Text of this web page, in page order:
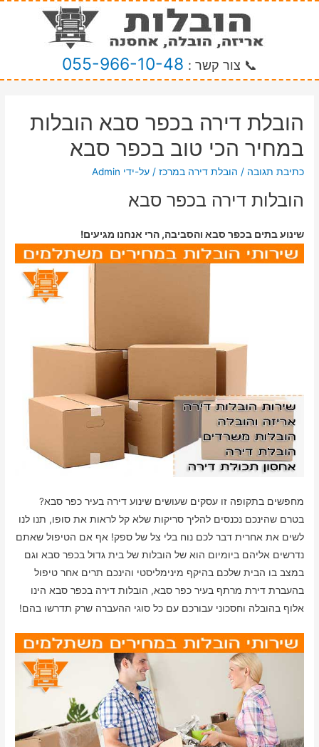
📞 צור קשר : 055-966-10-48
הובלת דירה בכפר סבא הובלות
במחיר הכי טוב בכפר סבא
כתיבת תגובה / הובלת דירה במרכז / על-ידי Admin
הובלות דירה בכפר סבא
שינוע בתים בכפר סבא והסביבה, הרי אנחנו מגיעים!
מחפשים בתקופה זו עסקים שעושים שינוע דירה בעיר כפר סבא?
בטרם שהינכם נכנסים להליך סריקות שלא קל לראות את סופו, תנו לנו
לשים את אחרית דבר לכם נוח בלי צל של ספק! אף אם הטיפול שאתם
נדרשים אליהם ביומיום הוא של הובלות של בית גדול בכפר סבא וגם
במצב בו הבית שלכם בהיקף מינימליסטי והינכם תרים אחר טיפול
בהעברת דירת מרתף בעיר כפר סבא, הובלות דירה בכפר סבא הינו
אלוף בהובלה וחסכוני עבורכם עם כל סוגי ההעברה שרק תדרשו בהם!